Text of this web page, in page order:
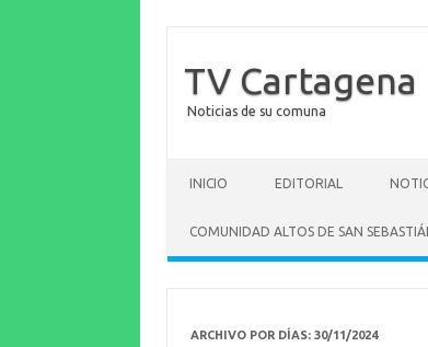
TV Cartagena
Noticias de su comuna
INICIO EDITORIAL
COMUNIDAD ALTOS DE SAN
ARCHIVO POR DÍAS: 30/11/2024